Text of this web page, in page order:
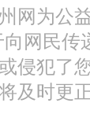
网为公
网民
侵犯了
及时更